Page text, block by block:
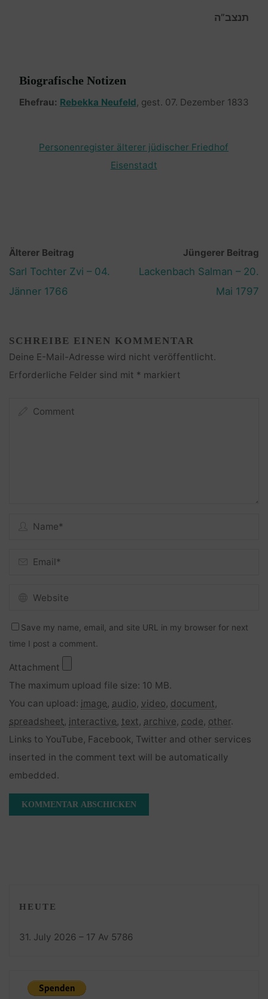
תנצב”ה
Biografische Notizen
Ehefrau: Rebekka Neufeld, gest. 07. Dezember 1833
Personenregister älterer jüdischer Friedhof
Eisenstadt
Älterer Beitrag
Sarl Tochter Zvi – 04.
Jänner 1766
Jüngerer Beitrag
Lackenbach Salman – 20.
Mai 1797
SCHREIBE EINEN KOMMENTAR
Deine E-Mail-Adresse wird nicht veröffentlicht.
Erforderliche Felder sind mit * markiert
Save my name, email, and site URL in my browser for next
time I post a comment.
Attachment
The maximum upload file size: 10 MB.
You can upload: image, audio, video, document,
spreadsheet, interactive, text, archive, code, other.
Links to YouTube, Facebook, Twitter and other services
inserted in the comment text will be automatically
embedded.
HEUTE
31. July 2026 – 17 Av 5786